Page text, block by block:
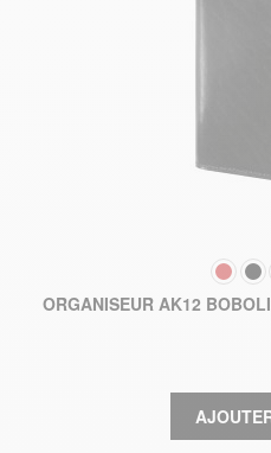
COULEUR
ORGANISEUR AK12